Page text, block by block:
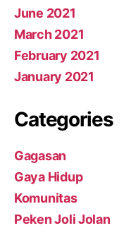
June 2021
March 2021
February 2021
January 2021
Categories
Gagasan
Gaya Hidup
Komunitas
Peken Joli Jolan